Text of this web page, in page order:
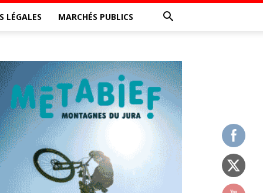
LÉGALES MARCHÉS PUBLICS